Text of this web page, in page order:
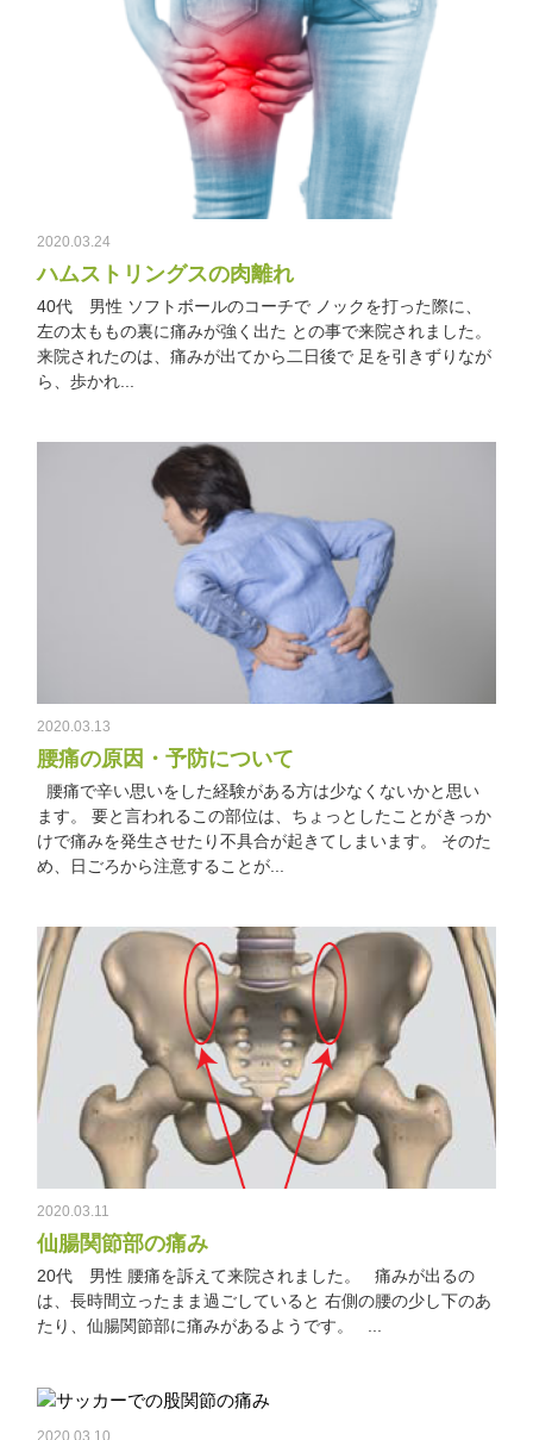
2020.03.24
ハムストリングスの肉離れ
40代 男性 ソフトボールのコーチで ノックを打った際に、
左の太ももの裏に痛みが強く出た との事で来院されました。
来院されたのは、痛みが出てから二日後で 足を引きずりなが
ら、歩かれ...
2020.03.13
腰痛の原因・予防について
腰痛で辛い思いをした経験がある方は少なくないかと思い
ます。 要と言われるこの部位は、ちょっとしたことがきっか
けで痛みを発生させたり不具合が起きてしまいます。 そのた
め、日ごろから注意することが...
2020.03.11
仙腸関節部の痛み
20代 男性 腰痛を訴えて来院されました。 痛みが出るの
は、長時間立ったまま過ごしていると 右側の腰の少し下のあ
たり、仙腸関節部に痛みがあるようです。 ...
2020.03.10